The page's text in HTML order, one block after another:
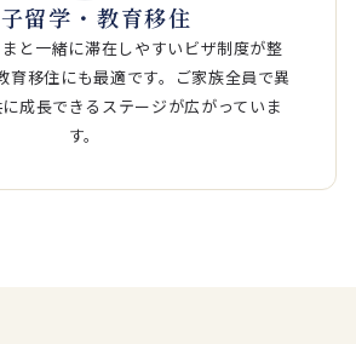
留学・教育移住
と一緒に滞在しやすいビザ制度が整
育移住にも最適です。ご家族全員で異
成長できるステージが広がっていま
す。